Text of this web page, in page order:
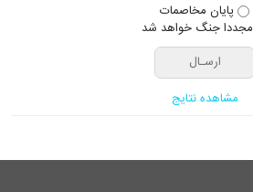
پایان مخاصمات
مجددا جنگ خواهد شد
مشاهده نتایج